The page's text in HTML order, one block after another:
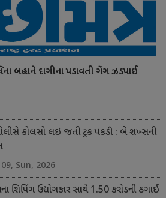
બહાને દાગીના પડાવતી ગેંગ ઝડપાઈ
કોલસો લઇ જતી ટ્રક પકડી : બે શખ્સની
Sun, 2026
શિપિંગ ઉદ્યોગકાર સાથે 1.50 કરોડની ઠગાઈ